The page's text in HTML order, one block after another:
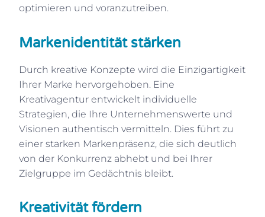
optimieren und voranzutreiben.
Markenidentität stärken
Durch kreative Konzepte wird die Einzigartigkeit
Ihrer Marke hervorgehoben. Eine
Kreativagentur entwickelt individuelle
Strategien, die Ihre Unternehmenswerte und
Visionen authentisch vermitteln. Dies führt zu
einer starken Markenpräsenz, die sich deutlich
von der Konkurrenz abhebt und bei Ihrer
Zielgruppe im Gedächtnis bleibt.
Kreativität fördern